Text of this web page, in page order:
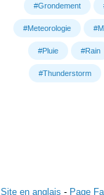
#Grondement
#Meteorologie
#Pluie #Rain
#Thunderstorm
Site en anglais - Page